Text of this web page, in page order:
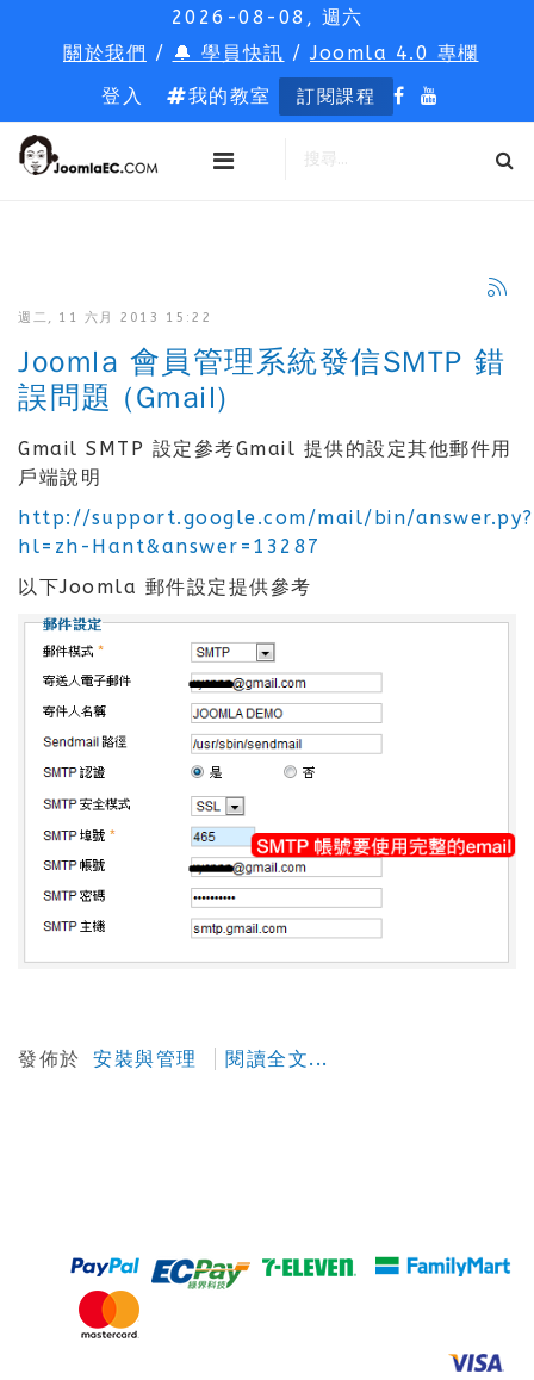
2026-08-08, 週六
關於我們 / 🔔 學員快訊 /Joomla 4.0 專欄
登入
我的教室 訂閱課程
週二, 11 六月 2013 15:22
Joomla 會員管理系統發信SMTP 錯
誤問題 (Gmail)
Gmail SMTP 設定參考Gmail 提供的設定其他郵件用
戶端說明
http://support.google.com/mail/bin/answer.py?
hl=zh-Hant&answer=13287
以下Joomla 郵件設定提供參考
發佈於 安裝與管理 閱讀全文...